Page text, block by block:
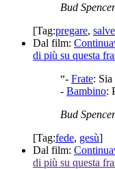
Bud Spencer
[Tag:pregare,
Dal film:
di più su questa
“- Frate: Sia
- Bambino:
Bud Spencer
[Tag:fede, gesù]
Dal film:
di più su questa